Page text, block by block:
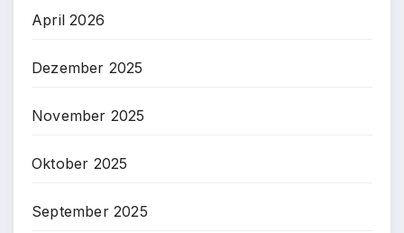
April 2026
Dezember 2025
November 2025
Oktober 2025
September 2025